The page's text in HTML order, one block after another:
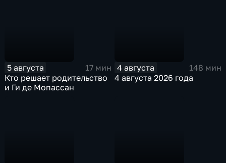
5 августа
17 мин
Кто решает родительство
и Ги де Мопассан
4 августа
148 мин
4 августа 2026 года